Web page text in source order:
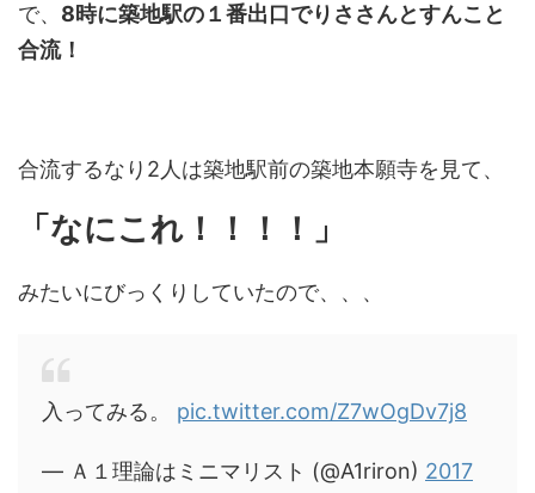
で、 8時に築地駅の１番出口でりささんとすんこと
合流！
合流するなり2人は築地駅前の築地本願寺を見て、
「なにこれ！！！！」
みたいにびっくりしていたので、、、
入ってみる。 pic.twitter.com/Z7wOgDv7j8
— Ａ１理論はミニマリスト (@A1riron) 2017